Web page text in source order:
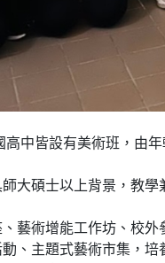
中皆設有美術班，由
大碩士以上背景，教
藝術增能工作坊、校
、主題式藝術市集，培